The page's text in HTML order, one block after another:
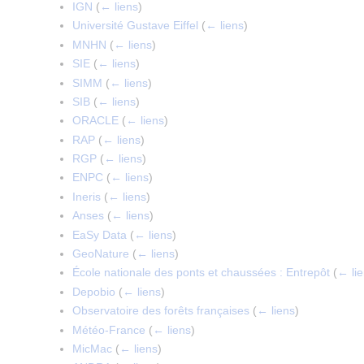
IGN ( ← liens)
Université Gustave Eiffel ( ← liens)
MNHN ( ← liens)
SIE ( ← liens)
SIMM ( ← liens)
SIB ( ← liens)
ORACLE ( ← liens)
RAP ( ← liens)
RGP ( ← liens)
ENPC ( ← liens)
Ineris ( ← liens)
Anses ( ← liens)
EaSy Data ( ← liens)
GeoNature ( ← liens)
École nationale des ponts et chaussées : Entrepôt ( ←
Depobio ( ← liens)
Observatoire des forêts françaises ( ← liens)
Météo-France ( ← liens)
MicMac ( ← liens)